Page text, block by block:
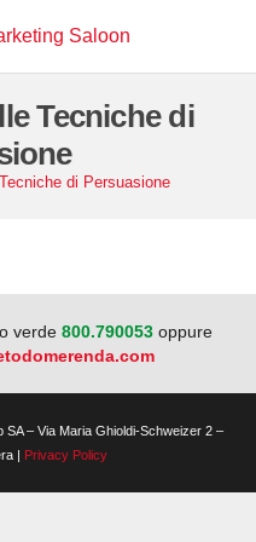
Saloon
Tecniche di
di Persuasione
verde 800.790053 oppure
– Via Maria Ghioldi-Schweizer 2 –
| Privacy Policy